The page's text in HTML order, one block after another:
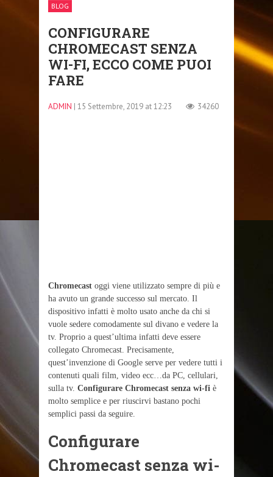
BLOG
CONFIGURARE
CHROMECAST SENZA
WI-FI, ECCO COME PUOI
FARE
ADMIN | 15 Settembre, 2019 at 12:23 34260
Chromecast oggi viene utilizzato sempre di più e
ha avuto un grande successo sul mercato. Il
dispositivo infatti è molto usato anche da chi si
vuole sedere comodamente sul divano e vedere la
tv. Proprio a quest’ultima infatti deve essere
collegato Chromecast. Precisamente,
quest’invenzione di Google serve per vedere tutti i
contenuti quali film, video ecc…da PC, cellulari,
sulla tv. Configurare Chromecast senza wi-fi è
molto semplice e per riuscirvi bastano pochi
semplici passi da seguire.
Configurare
Chromecast senza wi-